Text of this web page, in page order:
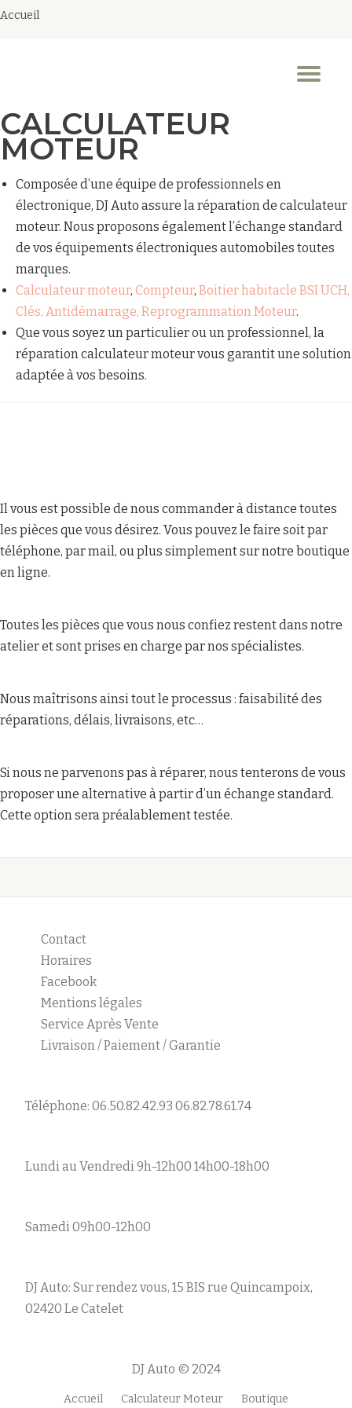
Accueil
CALCULATEUR
MOTEUR
Composée d’une équipe de professionnels en
électronique, DJ Auto assure la réparation de calculateur
moteur. Nous proposons également l’échange standard
de vos équipements électroniques automobiles toutes
marques.
Calculateur moteur, Compteur, Boitier habitacle BSI UCH,
Clés, Antidémarrage, Reprogrammation Moteur.
Que vous soyez un particulier ou un professionnel, la
réparation calculateur moteur vous garantit une solution
adaptée à vos besoins.
Il vous est possible de nous commander à distance toutes
les pièces que vous désirez. Vous pouvez le faire soit par
téléphone, par mail, ou plus simplement sur notre boutique
en ligne.
Toutes les pièces que vous nous confiez restent dans notre
atelier et sont prises en charge par nos spécialistes.
Nous maîtrisons ainsi tout le processus : faisabilité des
réparations, délais, livraisons, etc…
Si nous ne parvenons pas à réparer, nous tenterons de vous
proposer une alternative à partir d’un échange standard.
Cette option sera préalablement testée.
Contact
Horaires
Facebook
Mentions légales
Service Après Vente
Livraison / Paiement / Garantie
Téléphone: 06.50.82.42.93 06.82.78.61.74
Lundi au Vendredi 9h-12h00 14h00-18h00
Samedi 09h00-12h00
DJ Auto: Sur rendez vous, 15 BIS rue Quincampoix,
02420 Le Catelet
DJ Auto © 2024
Accueil Calculateur Moteur Boutique